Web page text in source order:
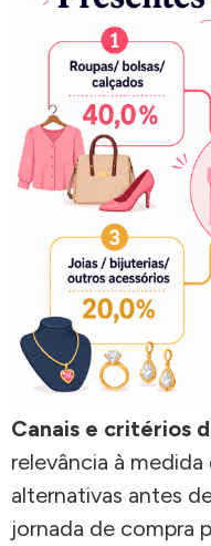
Canais e critérios
relevância à
alternativas antes
jornada de compra